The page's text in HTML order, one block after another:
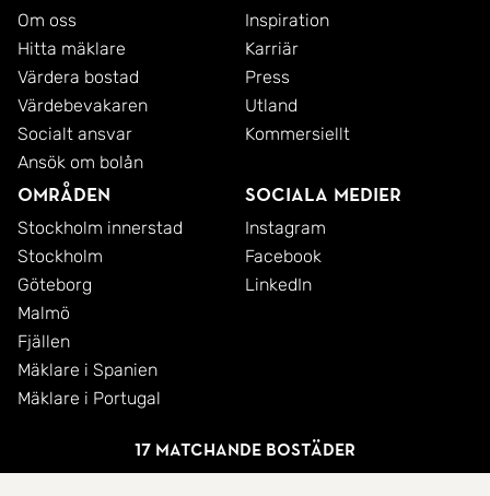
17 matchande bostäder
Om oss
Hitta mäklare
Värdera bostad
Värdebevakaren
Socialt ansvar
Ansök om bolån
Inspiration
Karriär
Press
Utland
Kommersiellt
Områden
Stockholm innerstad
Stockholm
Göteborg
Malmö
Fjällen
Mäklare i Spanien
Mäklare i Portugal
Sociala medier
Instagram
Facebook
LinkedIn
© 2026 SkandiaMäklarna AB